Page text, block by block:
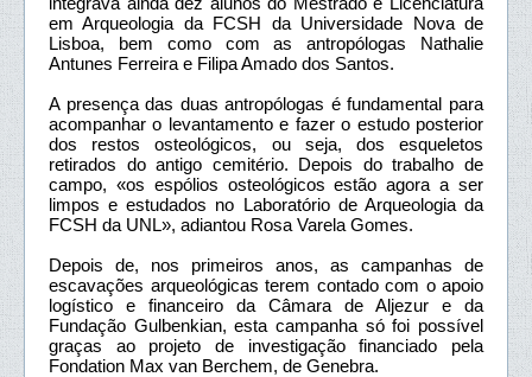
em Arqueologia da FCSH da Universidade Nova de
Lisboa, bem como com as antropólogas Nathalie
Antunes Ferreira e Filipa Amado dos Santos.
A presença das duas antropólogas é fundamental para
acompanhar o levantamento e fazer o estudo posterior
dos restos osteológicos, ou seja, dos esqueletos
retirados do antigo cemitério. Depois do trabalho de
campo, «os espólios osteológicos estão agora a ser
limpos e estudados no Laboratório de Arqueologia da
FCSH da UNL», adiantou Rosa Varela Gomes.
Depois de, nos primeiros anos, as campanhas de
escavações arqueológicas terem contado com o apoio
logístico e financeiro da Câmara de Aljezur e da
Fundação Gulbenkian, esta campanha só foi possível
graças ao projeto de investigação financiado pela
Fondation Max van Berchem, de Genebra.